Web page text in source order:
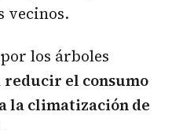
vecinos.
los árboles
reducir el consumo
la climatización de